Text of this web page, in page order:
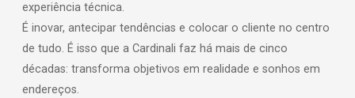
experiência técnica.
É inovar, antecipar tendências e colocar o cliente no centro
de tudo. É isso que a Cardinali faz há mais de cinco
décadas: transforma objetivos em realidade e sonhos em
endereços.